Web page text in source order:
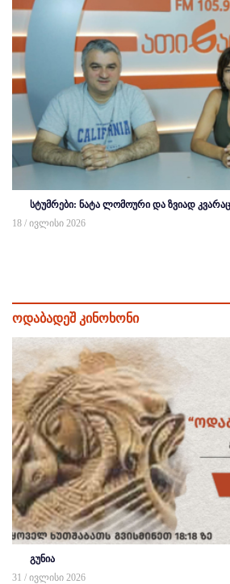
სტუმრები: ნატა ლომოური და ზვიად
18 / ივლისი 2026
ოდაბადეშ კინოხონი
გუნია
31 / ივლისი 2026